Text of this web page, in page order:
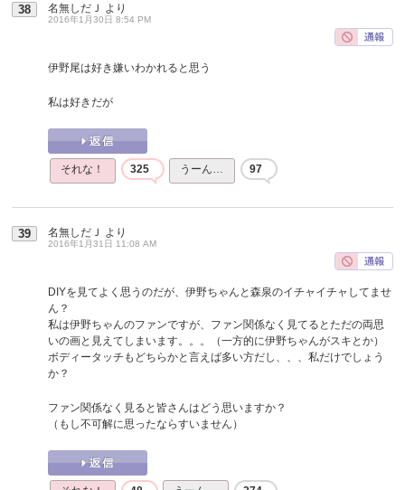
38 名無しだＪ より
2016年1月30日 8:54 PM
伊野尾は好き嫌いわかれると思う
私は好きだが
それな！ 325 うーん… 97
39 名無しだＪ より
2016年1月31日 11:08 AM
DIYを見てよく思うのだが、伊野ちゃんと森泉のイチャイチャしてませ
ん？
私は伊野ちゃんのファンですが、ファン関係なく見てるとただの両思
いの画と見えてしまいます。。。（一方的に伊野ちゃんがスキとか）
ボディータッチもどちらかと言えば多い方だし、、、私だけでしょう
か？
ファン関係なく見ると皆さんはどう思いますか？
（もし不可解に思ったならすいません）